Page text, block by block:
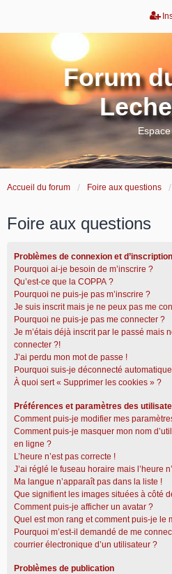
Forum
Accueil du forum Foire aux questions
Foire aux questions
Problèmes de connexion et d’inscription
Pourquoi ai-je besoin de m’inscrire ?
Qu’est-ce que la COPPA ?
Pourquoi ne puis-je pas m’inscrire ?
Je suis inscrit mais je ne peux pas me
Pourquoi ne puis-je pas me connecter ?
Je m’étais déjà inscrit par le passé mais
connecter ?!
J’ai perdu mon mot de passe !
Pourquoi suis-je déconnecté
À quoi sert « Supprimer les cookies » ?
Préférences et paramètres des
Comment puis-je modifier mes
Comment puis-je masquer mon nom
en ligne ?
L’heure n’est pas correcte !
J’ai réglé le fuseau horaire mais l’heure
Ma langue n’apparaît pas dans la liste !
Que signifient les images situées à côté
Comment puis-je afficher un avatar ?
Quel est mon rang et comment puis-je le
Pourquoi m’est-il demandé de me
courrier électronique d’un utilisateur ?
Problèmes de publication